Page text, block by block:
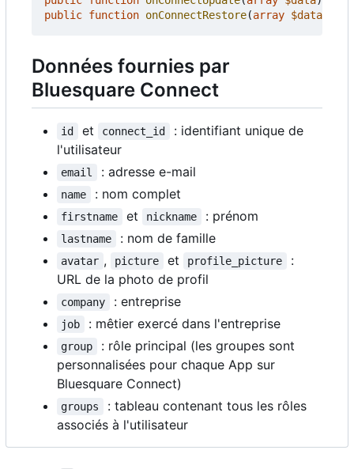
public function onConnectRestore(array $data
Données fournies par
Bluesquare Connect
id et connect_id
: identifiant unique de
l'utilisateur
email : adresse e-mail
name : nom complet
firstname et nickname : prénom
lastname : nom de famille
avatar , picture et profile_picture
:
URL de la photo de profil
company : entreprise
job : mêtier exercé dans l'entreprise
group
: rôle principal (les groupes sont
personnalisées pour chaque App sur
Bluesquare Connect)
groups
: tableau contenant tous les rôles
associés à l'utilisateur